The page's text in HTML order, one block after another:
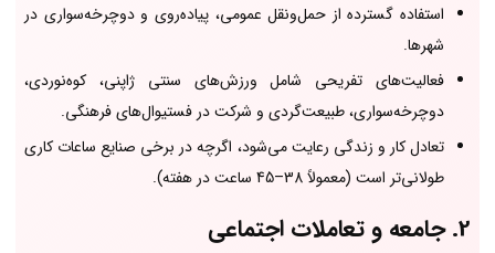
استفاده گسترده از حمل‌ونقل عمومی، پیاده‌روی و دوچرخه‌سواری در
شهرها.
فعالیت‌های تفریحی شامل ورزش‌های سنتی ژاپنی، کوه‌نوردی،
دوچرخه‌سواری، طبیعت‌گردی و شرکت در فستیوال‌های فرهنگی.
تعادل کار و زندگی رعایت می‌شود، اگرچه در برخی صنایع ساعات کاری
طولانی‌تر است (معمولاً 38–45 ساعت در هفته).
2. جامعه و تعاملات اجتماعی